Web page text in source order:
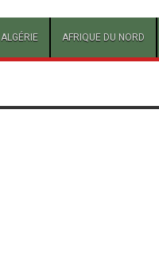
ALGÉRIE AFRIQUE DU NORD